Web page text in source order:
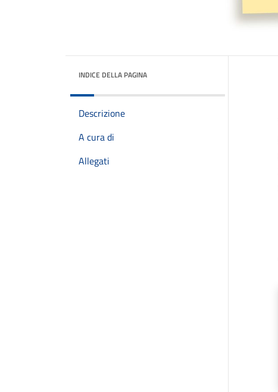
INDICE DELLA PAGINA
Descrizione
A cura di
Allegati